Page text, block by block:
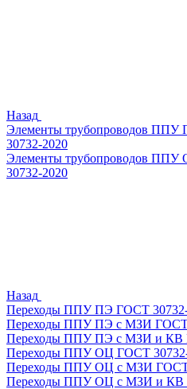
Назад
Элементы трубопроводов ППУ
30732-2020
Элементы трубопроводов ППУ
30732-2020
Назад
Переходы ППУ ПЭ ГОСТ
Переходы ППУ ПЭ с МЗИ ГОСТ
Переходы ППУ ПЭ с МЗИ и КВ
Переходы ППУ ОЦ ГОСТ
Переходы ППУ ОЦ с МЗИ ГОСТ
Переходы ППУ ОЦ с МЗИ и КВ